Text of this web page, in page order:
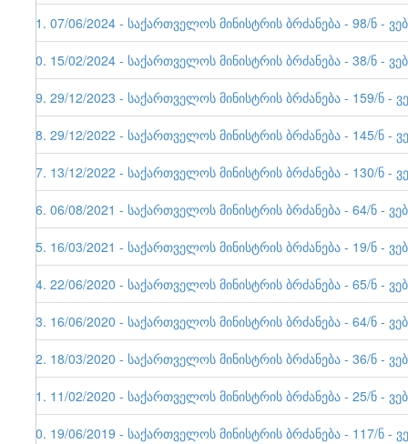
51. 07/06/2024 - საქართველოს მინისტრის ბრძანება - 98/ნ -
50. 15/02/2024 - საქართველოს მინისტრის ბრძანება - 38/ნ -
49. 29/12/2023 - საქართველოს მინისტრის ბრძანება - 159/ნ -
48. 29/12/2022 - საქართველოს მინისტრის ბრძანება - 145/ნ
47. 13/12/2022 - საქართველოს მინისტრის ბრძანება - 130/ნ -
46. 06/08/2021 - საქართველოს მინისტრის ბრძანება - 64/ნ -
45. 16/03/2021 - საქართველოს მინისტრის ბრძანება - 19/ნ -
44. 22/06/2020 - საქართველოს მინისტრის ბრძანება - 65/ნ -
43. 16/06/2020 - საქართველოს მინისტრის ბრძანება - 64/ნ -
42. 18/03/2020 - საქართველოს მინისტრის ბრძანება - 36/ნ -
41. 11/02/2020 - საქართველოს მინისტრის ბრძანება - 25/ნ -
40. 19/06/2019 - საქართველოს მინისტრის ბრძანება - 117/ნ -